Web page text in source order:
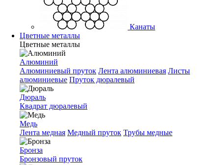
Канаты
Цветные металлы
Цветные металлы
Алюминий
Алюминиевый пруток Лента алюминиевая Листы
алюминиевые Пруток дюралевый
Дюраль
Квадрат дюралевый
Медь
Лента медная Медный пруток Трубы медные
Бронза
Бронзовый пруток